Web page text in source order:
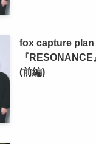
fox capture plan
『
(前編)